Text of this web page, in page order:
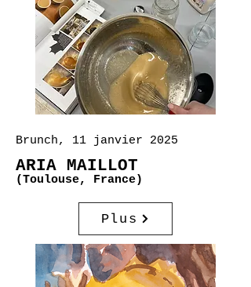
Brunch, 11 janvier 2025
ARIA MAILLOT
(Toulouse, France)
Plus